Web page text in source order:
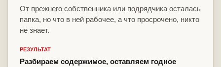
От прежнего собственника или подрядчика осталась
папка, но что в ней рабочее, а что просрочено, никто
не знает.
РЕЗУЛЬТАТ
Разбираем содержимое, оставляем годное